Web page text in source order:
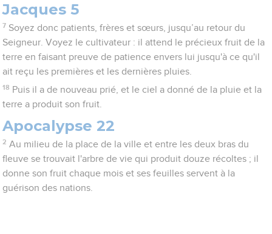
Jacques 5
7 Soyez donc patients, frères et sœurs, jusqu’au retour du
Seigneur. Voyez le cultivateur : il attend le précieux fruit de la
terre en faisant preuve de patience envers lui jusqu'à ce qu'il
ait reçu les premières et les dernières pluies.
18 Puis il a de nouveau prié, et le ciel a donné de la pluie et la
terre a produit son fruit.
Apocalypse 22
2 Au milieu de la place de la ville et entre les deux bras du
fleuve se trouvait l'arbre de vie qui produit douze récoltes ; il
donne son fruit chaque mois et ses feuilles servent à la
guérison des nations.